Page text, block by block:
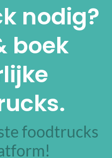
nodig?
boek
foodtrucks